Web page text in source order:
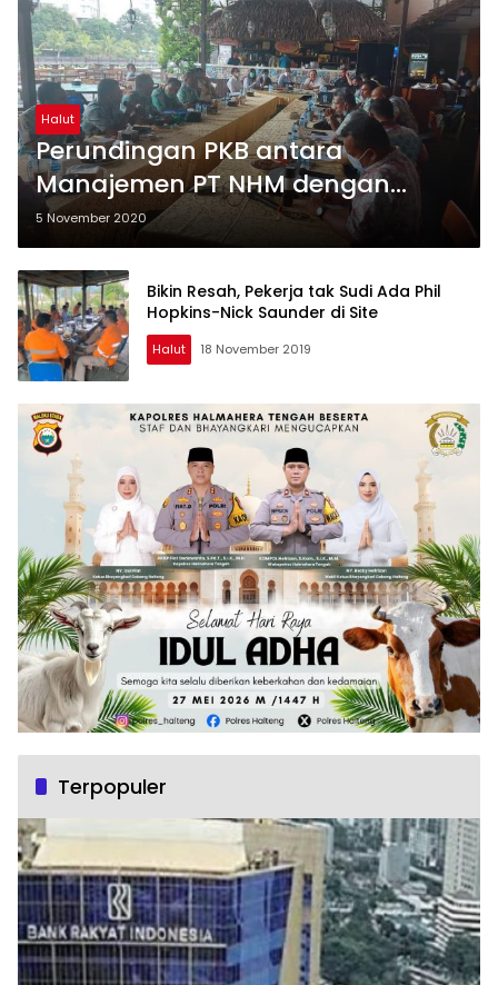
Halut
Perundingan PKB antara
Manajemen PT NHM dengan
Badan Serikat Pekerja
Berlangsung Lancar
5 November 2020
Bikin Resah, Pekerja tak Sudi Ada Phil
Hopkins-Nick Saunder di Site
Halut 18 November 2019
Terpopuler